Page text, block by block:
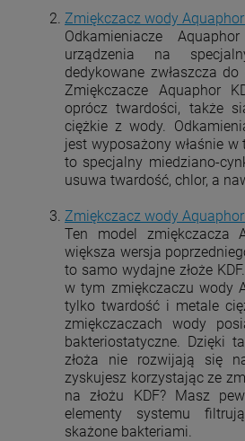
Zmiękczacz wody
Odkamieniacze
urządzenia na
dedykowane zwłaszcza do
Zmiękczacze Aquaphor
oprócz twardości, także
ciężkie z wody.
jest wyposażony właśnie w
to specjalny miedziano-
usuwa twardość, chlor, a
Zmiękczacz wody
Ten model zmiękczacza
większa wersja
to samo wydajne złoże
w tym zmiękczaczu wody
tylko twardość i metale
zmiękczaczach wody
bakteriostatyczne. Dzięki
złoża nie rozwijają się
zyskujesz korzystając ze
na złożu KDF? Masz
elementy systemu
skażone bakteriami.